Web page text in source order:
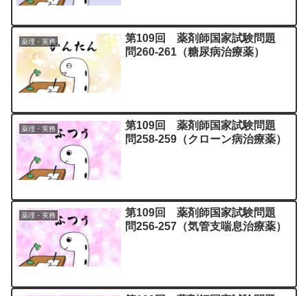
薬理・実務
第109回 薬剤師国家試験問題
問260-261（糖尿病治療薬）
薬理・実務
第109回 薬剤師国家試験問題
問258-259（クローン病治療薬）
薬理・実務
第109回 薬剤師国家試験問題
問256-257（気管支喘息治療薬）